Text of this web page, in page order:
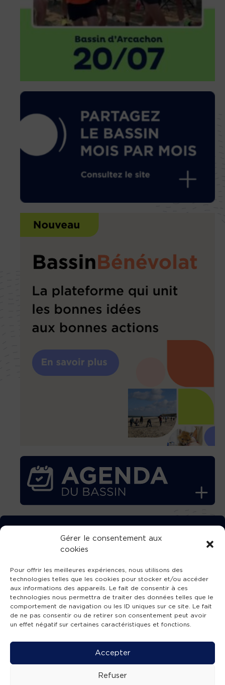
Gérer le consentement aux
cookies
Pour offrir les meilleures expériences, nous utilisons des
technologies telles que les cookies pour stocker et/ou accéder
aux informations des appareils. Le fait de consentir à ces
technologies nous permettra de traiter des données telles que le
comportement de navigation ou les ID uniques sur ce site. Le fait
de ne pas consentir ou de retirer son consentement peut avoir
un effet négatif sur certaines caractéristiques et fonctions.
Accepter
Refuser
TÉLÉCHARGEZ GRATUITEMENT
L’APPLICATION TVBA !
SUIVEZ-NOUS !
Mentions légales -Accessibilité